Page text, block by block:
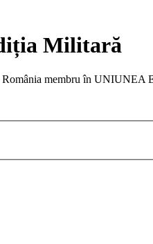
Militară
România membru în